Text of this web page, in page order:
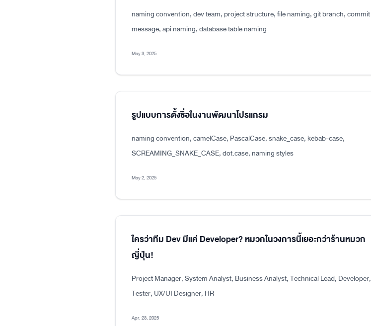
naming convention, dev team, project structure, file naming, git branch, commit
message, api naming, database table naming
May 3, 2025
รูปแบบการตั้งชื่อในงานพัฒนาโปรแกรม
naming convention, camelCase, PascalCase, snake_case, kebab-case,
SCREAMING_SNAKE_CASE, dot.case, naming styles
May 2, 2025
ใครว่าทีม Dev มีแค่ Developer? หมวกในวงการนี้เยอะกว่าร้านหมวก
ญี่ปุ่น!
Project Manager, System Analyst, Business Analyst, Technical Lead, Developer,
Tester, UX/UI Designer, HR
Apr. 23, 2025